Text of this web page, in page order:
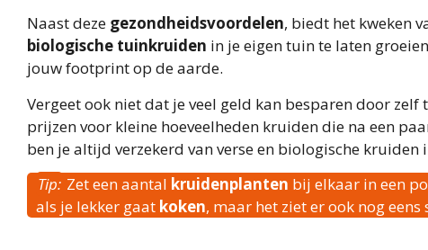
Naast deze gezondheidsvoordelen, biedt het kweken
biologische tuinkruiden in je eigen tuin te laten
jouw footprint op de aarde.
Vergeet ook niet dat je veel geld kan besparen door
prijzen voor kleine hoeveelheden kruiden die na een
ben je altijd verzekerd van verse en biologische kruiden
Tip: Zet een aantal kruidenplanten bij elkaar in een
als je lekker gaat koken, maar het ziet er ook nog